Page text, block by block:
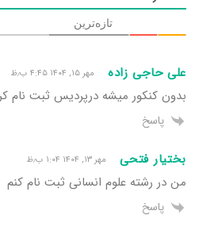
تازه‌ترین
علی حاجی زاده مهر ۱۵, ۱۴۰۴ ۴:۴۵ ب٫ظ
بدون کنکور میشه درپردیس ثبت نام
پاسخ
بختیار فتحی مهر ۱۳, ۱۴۰۴ ۱:۰۴ ب٫ظ
من در رشته علوم انسانی ثبت نام کنم
پاسخ